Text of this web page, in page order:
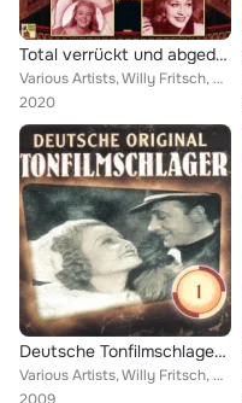
Total verrückt und abgedreht
Various Artists, Willy Fritsch, Helga Wille, Hilde Hildebrand, Blandine Ebinger, Gretl Schörg, Hildegrad Knef, Heinz Erhardt, Pe...
2020
Deutsche Tonfilmschlager Vol. 1
Various Artists, Willy Fritsch, Rosita Serrano, Lizzi Waldmüller, Johannes Heesters, Erna Sack, Pola Negri, Else Elster, Victor ...